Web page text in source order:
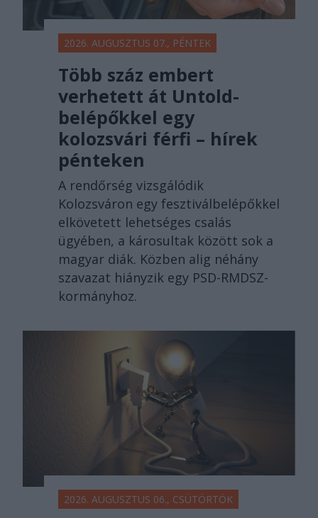
2026. AUGUSZTUS 07., PÉNTEK
Több száz embert
verhetett át Untold-
belépőkkel egy
kolozsvári férfi – hírek
pénteken
A rendőrség vizsgálódik
Kolozsváron egy fesztiválbelépőkkel
elkövetett lehetséges csalás
ügyében, a károsultak között sok a
magyar diák. Közben alig néhány
szavazat hiányzik egy PSD-RMDSZ-
kormányhoz.
2026. AUGUSZTUS 06., CSÜTÖRTÖK